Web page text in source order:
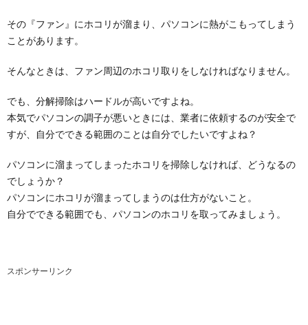
その『ファン』にホコリが溜まり、パソコンに熱がこもってしまう
ことがあります。
そんなときは、ファン周辺のホコリ取りをしなければなりません。
でも、分解掃除はハードルが高いですよね。
本気でパソコンの調子が悪いときには、業者に依頼するのが安全で
すが、自分でできる範囲のことは自分でしたいですよね？
パソコンに溜まってしまったホコリを掃除しなければ、どうなるの
でしょうか？
パソコンにホコリが溜まってしまうのは仕方がないこと。
自分でできる範囲でも、パソコンのホコリを取ってみましょう。
スポンサーリンク